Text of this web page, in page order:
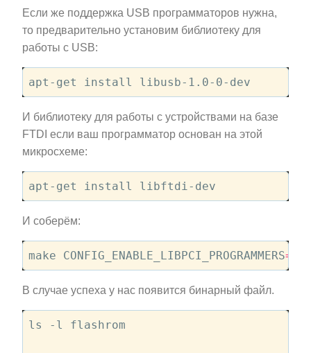
Если же поддержка USB программаторов нужна,
то предварительно установим библиотеку для
работы с USB:
И библиотеку для работы с устройствами на базе
FTDI если ваш программатор основан на этой
микросхеме:
И соберём:
make CONFIG_ENABLE_LIBPCI_PROGRAMMERS=
В случае успеха у нас появится бинарный файл.
ls -l flashrom